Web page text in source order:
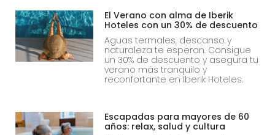
El Verano con alma de Iberik
Hoteles con un 30% de descuento
Aguas termales, descanso y
naturaleza te esperan. Consigue
un 30% de descuento y asegura tu
verano más tranquilo y
reconfortante en Iberik Hoteles.
Escapadas para mayores de 60
años: relax, salud y cultura